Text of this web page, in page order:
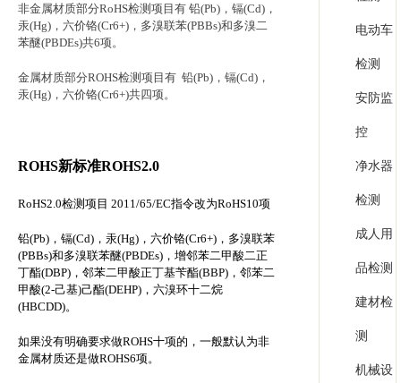
非金属材质部分RoHS检测项目有 铅(Pb) ，镉(Cd) ，
汞(Hg) ，六价铬(Cr6+) ，多溴联苯(PBBs)和多溴二
苯醚(PBDEs)共6项。
金属材质部分ROHS检测项目有 铅(Pb) ，镉(Cd) ，
汞(Hg) ，六价铬(Cr6+)共四项。
ROHS新标准ROHS2.0
RoHS2.0检测项目 2011/65/EC指令改为RoHS10项
铅(Pb) ，镉(Cd) ，汞(Hg) ，六价铬(Cr6+) ，多溴联苯
(PBBs)和多溴联苯醚(PBDEs) ，增邻苯二甲酸二正
丁酯(DBP) ，邻苯二甲酸正丁基苄酯(BBP) ，邻苯二
甲酸(2-己基)己酯(DEHP) ，六溴环十二烷
(HBCDD)。
如果没有明确要求做ROHS十项的，一般默认为非
金属材质还是做ROHS6项。
电动车
检测
安防监
控
净水器
检测
成人用
品检测
建材检
测
机械设